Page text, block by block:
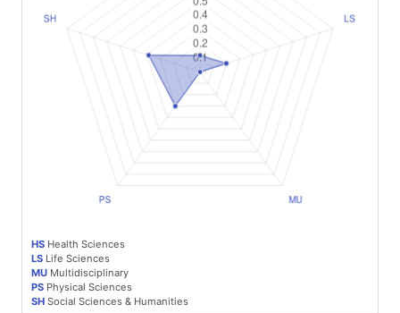
HS Health Sciences
LS Life Sciences
MU Multidisciplinary
PS Physical Sciences
SH Social Sciences & Humanities